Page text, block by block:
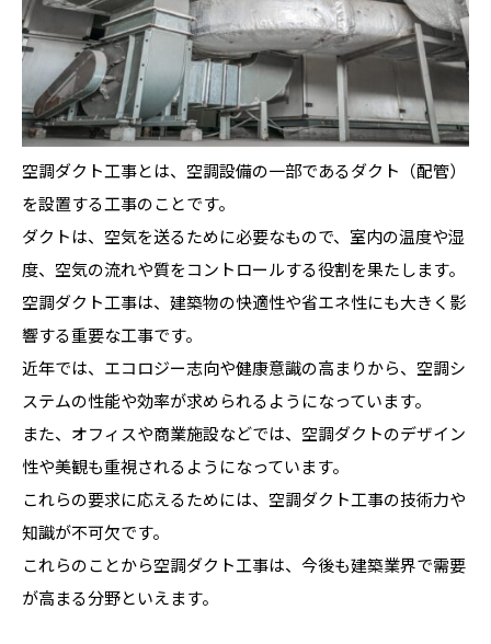
空調ダクト工事とは、空調設備の一部であるダクト（配管）
を設置する工事のことです。
ダクトは、空気を送るために必要なもので、室内の温度や湿
度、空気の流れや質をコントロールする役割を果たします。
空調ダクト工事は、建築物の快適性や省エネ性にも大きく影
響する重要な工事です。
近年では、エコロジー志向や健康意識の高まりから、空調シ
ステムの性能や効率が求められるようになっています。
また、オフィスや商業施設などでは、空調ダクトのデザイン
性や美観も重視されるようになっています。
これらの要求に応えるためには、空調ダクト工事の技術力や
知識が不可欠です。
これらのことから空調ダクト工事は、今後も建築業界で需要
が高まる分野といえます。